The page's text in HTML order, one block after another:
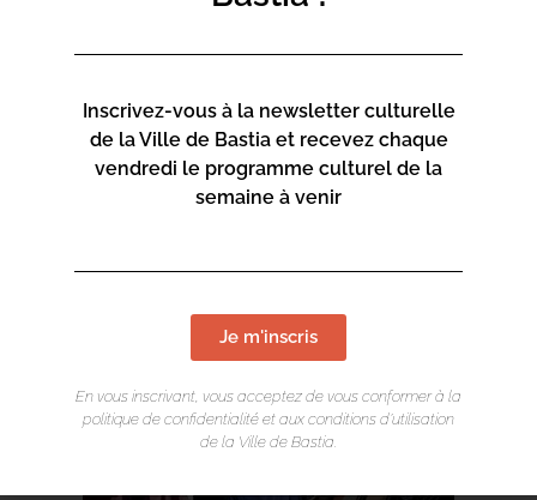
Inscrivez-vous à la newsletter culturelle
de la Ville de Bastia et recevez chaque
vendredi le programme culturel de la
semaine à venir
Je m'inscris
En vous inscrivant, vous acceptez de vous conformer à la
politique de confidentialité et aux conditions d’utilisation
de la Ville de Bastia.